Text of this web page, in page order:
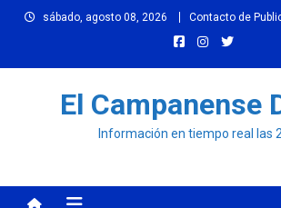
sábado, agosto 08, 2026 Contacto de
El Campanense
Información en tiempo real las